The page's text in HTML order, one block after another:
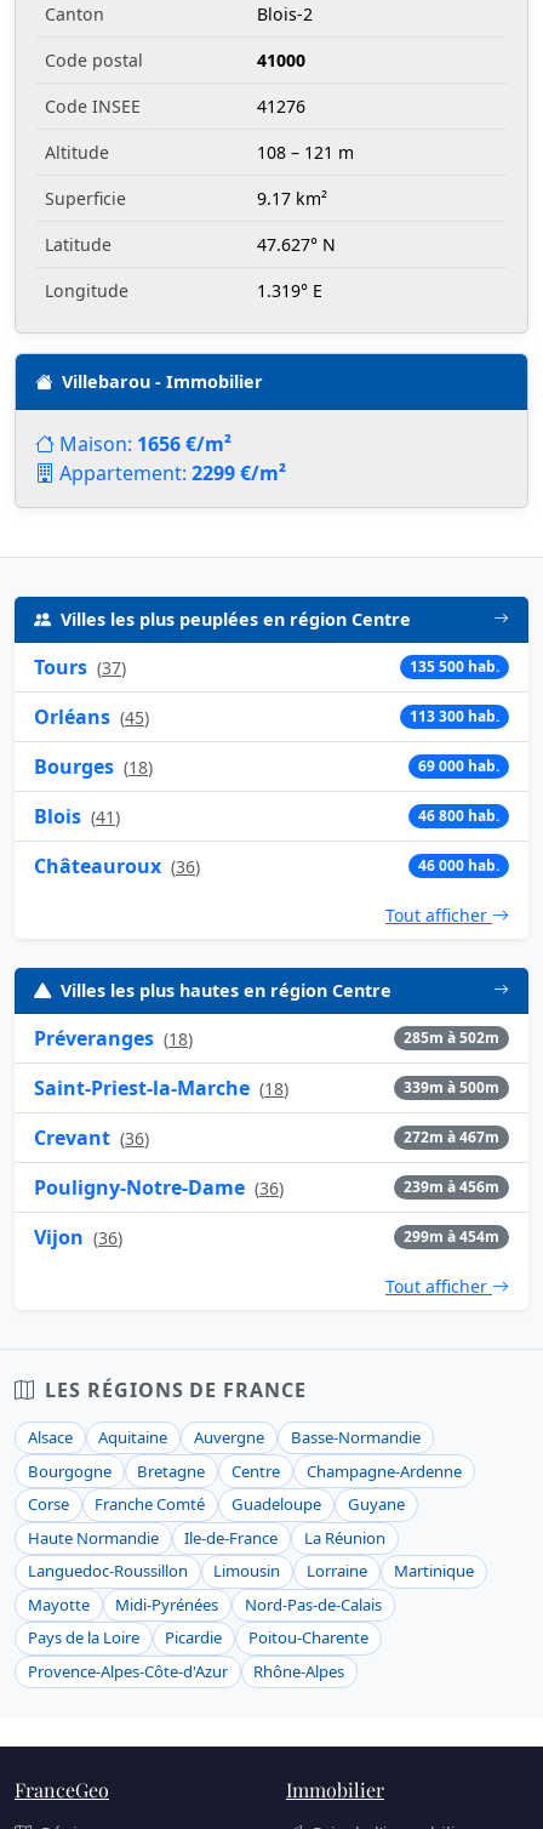
Canton
Blois-2
Code postal
41000
Code INSEE
41276
Altitude
108 – 121 m
Superficie
9.17 km²
Latitude
47.627° N
Longitude
1.319° E
Villebarou - Immobilier
Maison: 1656 €/m²
Appartement: 2299 €/m²
Villes les plus peuplées en région Centre
Tours (37) 135 500 hab.
Orléans (45) 113 300 hab.
Bourges (18) 69 000 hab.
Blois (41) 46 800 hab.
Châteauroux (36) 46 000 hab.
Tout afficher
Villes les plus hautes en région Centre
Préveranges (18) 285m à 502m
Saint-Priest-la-Marche (18) 339m à 500m
Crevant (36) 272m à 467m
Pouligny-Notre-Dame (36) 239m à 456m
Vijon (36) 299m à 454m
Tout afficher
LES RÉGIONS DE FRANCE
Alsace Aquitaine Auvergne
Basse-Normandie
Bourgogne
Bretagne Centre
Champagne-Ardenne
Corse
Franche Comté Guadeloupe
Guyane
Haute Normandie
Ile-de-France
La Réunion
Languedoc-Roussillon
Limousin Lorraine
Martinique
Mayotte
Midi-Pyrénées
Nord-Pas-de-Calais
Pays de la Loire
Picardie
Poitou-Charente
Provence-Alpes-Côte-d'Azur
Rhône-Alpes
FranceGeo Immobilier